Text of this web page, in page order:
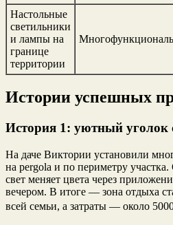
Настольные
светильники
и лампы на
границе
территории
Истории успешных
История 1: уютный уголок
На даче Виктории установили
на pergola и по периметру
свет меняет цвета через
вечером. В итоге — зона отдыха
всей семьи, а затраты — около